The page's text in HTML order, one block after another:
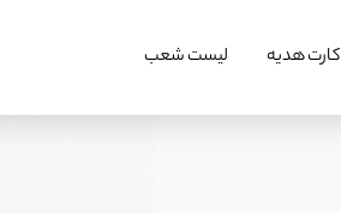
کارت هدیه لیست شعب